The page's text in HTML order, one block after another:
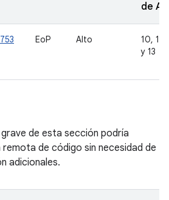
de
EoP Alto
10, 11,
y 13
de esta sección podría
de código sin necesidad de
adicionales.